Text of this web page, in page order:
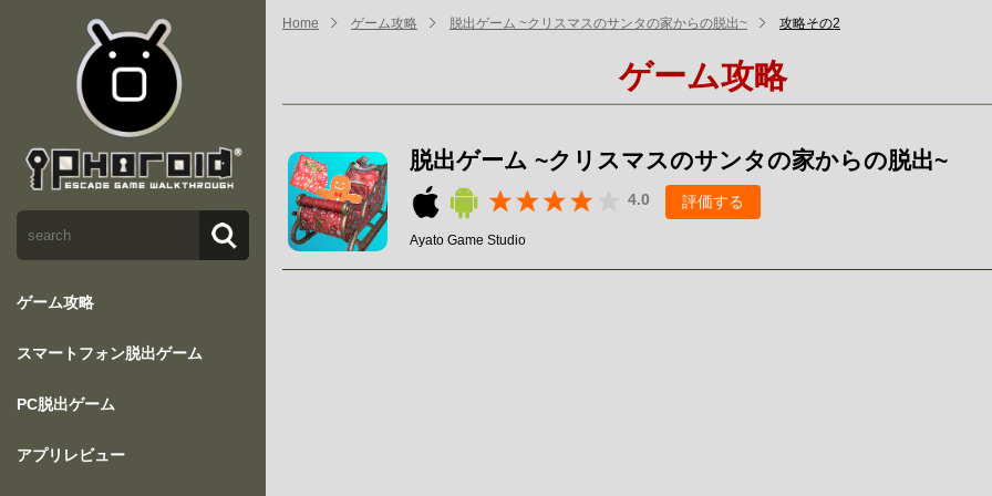
ゲーム攻略
スマートフォン脱出ゲーム
PC脱出ゲーム
アプリレビュー
Home ゲーム攻略 脱出ゲーム ~クリスマスのサンタの家からの脱出~ 攻略その2
ゲーム攻略
脱出ゲーム ~クリスマスのサンタの家からの脱出~
4.0 評価する
Ayato Game Studio